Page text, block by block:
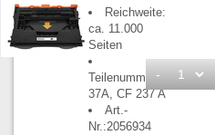
Reichweite:
ca. 11.000
Seiten
Teilenummern:
37A, CF 237 A
Art.-
Nr.:2056934
-